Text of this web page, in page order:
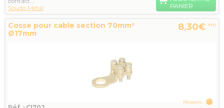
Soudo Metal
PANIER
Cosse pour cable section 70mm²
Ø17mm
8,30€ TTC
Réappro.